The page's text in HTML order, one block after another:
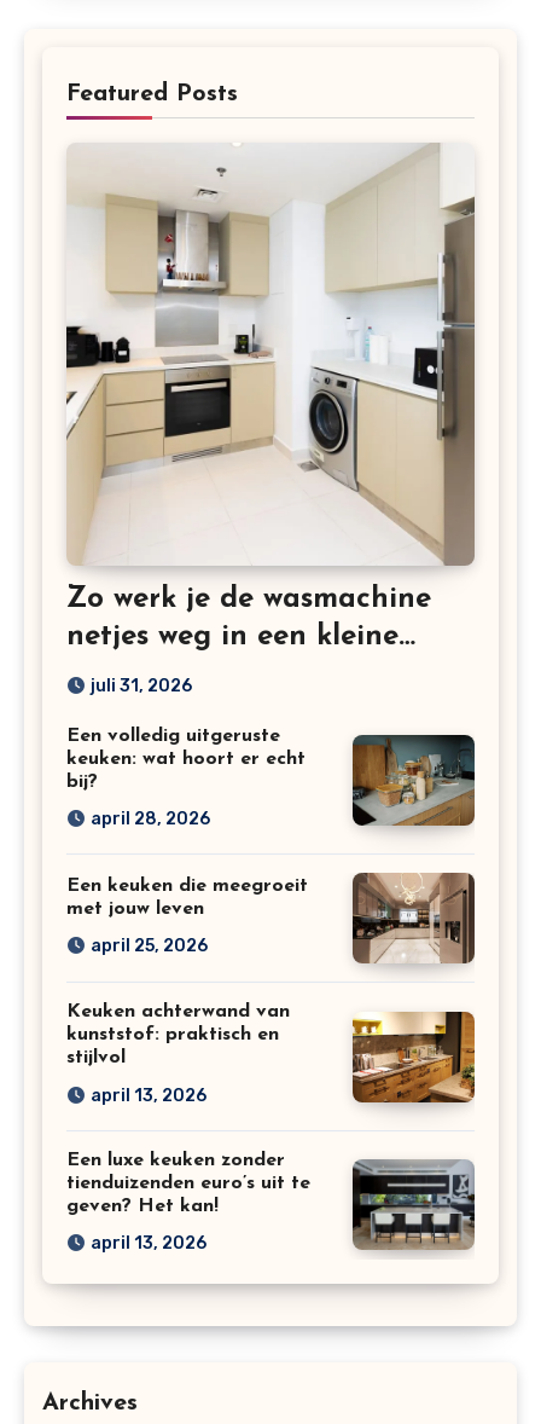
Featured Posts
Zo werk je de wasmachine
netjes weg in een kleine
keuken
juli 31, 2026
Een volledig uitgeruste
keuken: wat hoort er echt
bij?
april 28, 2026
Een keuken die meegroeit
met jouw leven
april 25, 2026
Keuken achterwand van
kunststof: praktisch en
stijlvol
april 13, 2026
Een luxe keuken zonder
tienduizenden euro’s uit te
geven? Het kan!
april 13, 2026
Archives